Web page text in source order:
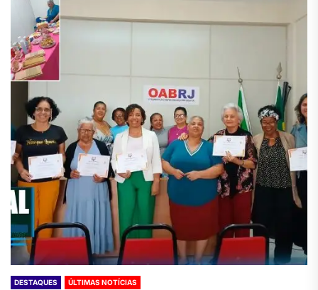
DESTAQUES ÚLTIMAS NOTÍCIAS